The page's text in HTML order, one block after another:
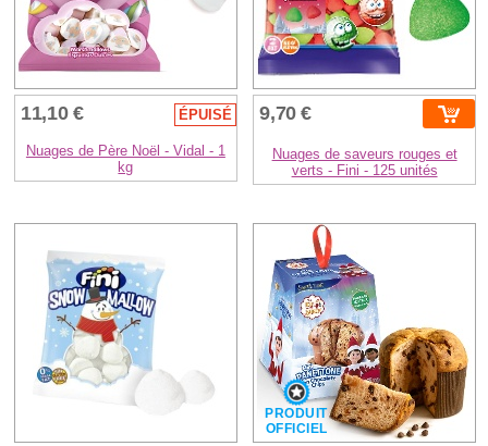
11,10 € ÉPUISÉ
Nuages de Père Noël - Vidal - 1
kg
9,70 €
Nuages de saveurs rouges et
verts - Fini - 125 unités
PRODUIT
OFFICIEL